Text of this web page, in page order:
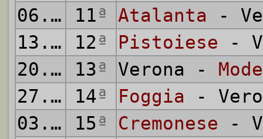
06.01.1935
11ª Atalanta -
13.01.1935
12ª Pistoiese -
20.01.1935
13ª Verona -
27.01.1935
14ª Foggia -
03.02.1935
15ª Cremonese -